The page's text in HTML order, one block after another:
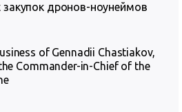
дронов-ноунеймов
of Gennadii Chastiakov,
Commander-in-Chief of the